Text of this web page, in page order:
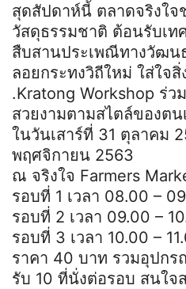
สุดสัปดาห์นี้ ตลาดจริงใจ
วัสดุธรรมชาติ ต้อนรับเท
สืบสานประเพณีทางวัฒน
ลอยกระทงวิถีใหม่ ใส่ใจ
.Kratong Workshop ร่ว
สวยงามตามสไตล์ของตน
ในวันเสาร์ที่ 31 ตุลาคม
พฤศจิกายน 2563
ณ จริงใจ Farmers
รอบที่ 1 เวลา 08.00 –
รอบที่ 2 เวลา 09.00 –
รอบที่ 3 เวลา 10.00 –
ราคา 40 บาท รวมอุปกร
รับ 10 ที่นั่งต่อรอบ สนใจ